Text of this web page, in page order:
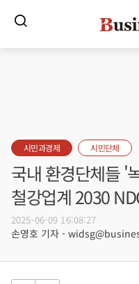
시민과경제 시민단체
국내 환경단체들 '
철강업계 2030
2025-06-09 16:08:27
손영호 기자 -